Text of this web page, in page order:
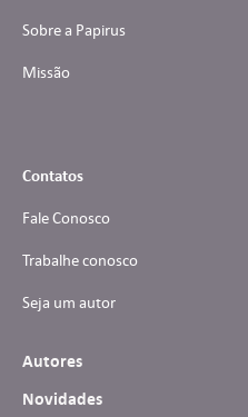
Sobre a Papirus
Missão
Contatos
Fale Conosco
Trabalhe conosco
Seja um autor
Autores
Novidades